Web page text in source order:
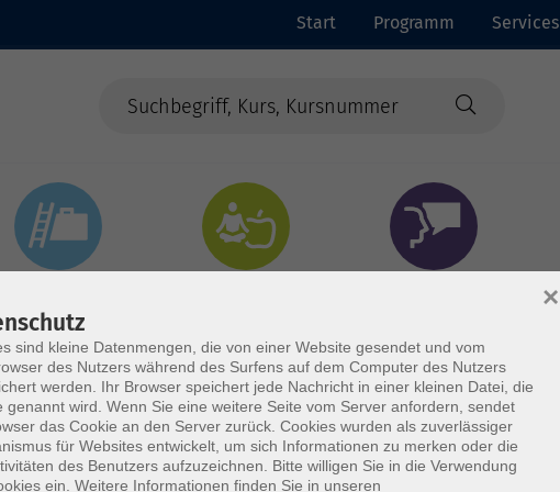
Start Programm Services
sind kleine Datenmengen, die von einer Website gesendet und vom
des Nutzers während des Surfens auf dem Computer des Nutzers
werden. Ihr Browser speichert jede Nachricht in einer kleinen Datei, die
genannt wird. Wenn Sie eine weitere Seite vom Server anfordern, sendet
das Cookie an den Server zurück. Cookies wurden als zuverlässiger
für Websites entwickelt, um sich Informationen zu merken oder die
des Benutzers aufzuzeichnen. Bitte willigen Sie in die Verwendung
ein. Weitere Informationen finden Sie in unseren
×